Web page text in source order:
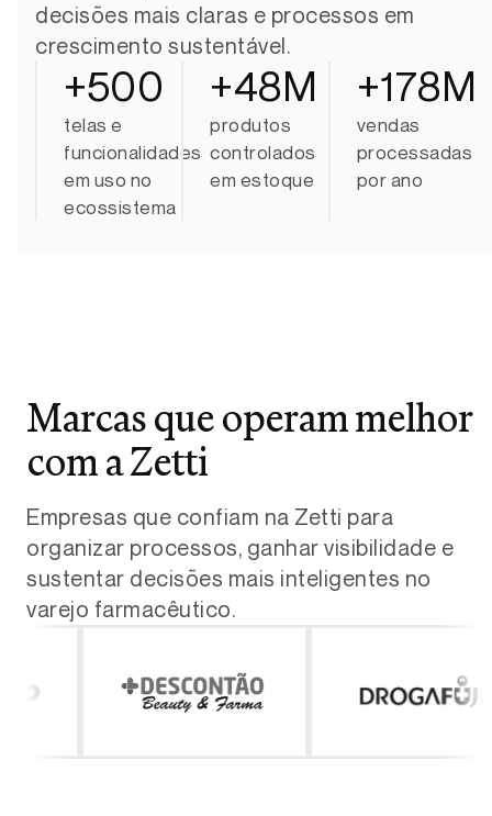
decisões mais claras e processos em
crescimento sustentável.
telas e
funcionalidades
em uso no
ecossistema
+500
produtos
controlados
em estoque
+48M
vendas
processadas
por ano
+178M
Marcas que operam melhor
com a Zetti
Empresas que confiam na Zetti para
organizar processos, ganhar visibilidade e
sustentar decisões mais inteligentes no
varejo farmacêutico.